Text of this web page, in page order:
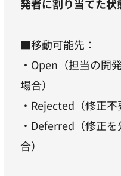
発者に割り当てた状
■移動可能先：
・Open（担当の開
場合）
・Rejected（修正不
・Deferred（修正
合）